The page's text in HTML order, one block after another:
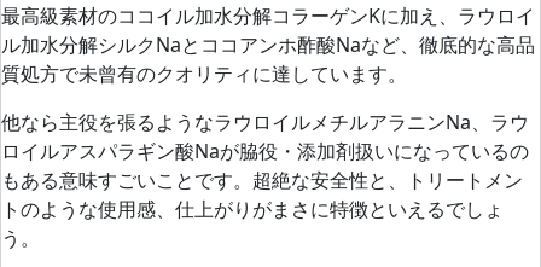
最高級素材のココイル加水分解コラーゲンKに加え、ラウロイ
ル加水分解シルクNaとココアンホ酢酸Naなど、 徹底的な高品
質処方で未曾有のクオリティに達しています。
他なら主役を張るようなラウロイルメチルアラニンNa、ラウ
ロイルアスパラギン酸Naが脇役・添加剤扱いになっているの
もある意味すごいことです。超絶な安全性と、トリートメン
トのような使用感、仕上がりがまさに特徴といえるでしょ
う。